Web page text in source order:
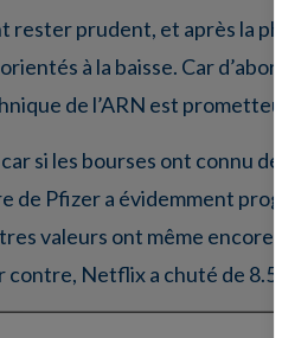
rester prudent, et après la
à la baisse. Car
de l’ARN est
si les bourses ont connu
de Pfizer a évidemment
valeurs ont même
contre, Netflix a chuté de